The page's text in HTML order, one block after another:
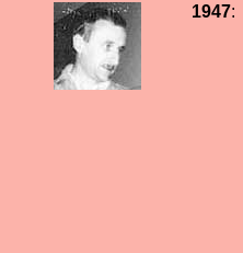
1947: